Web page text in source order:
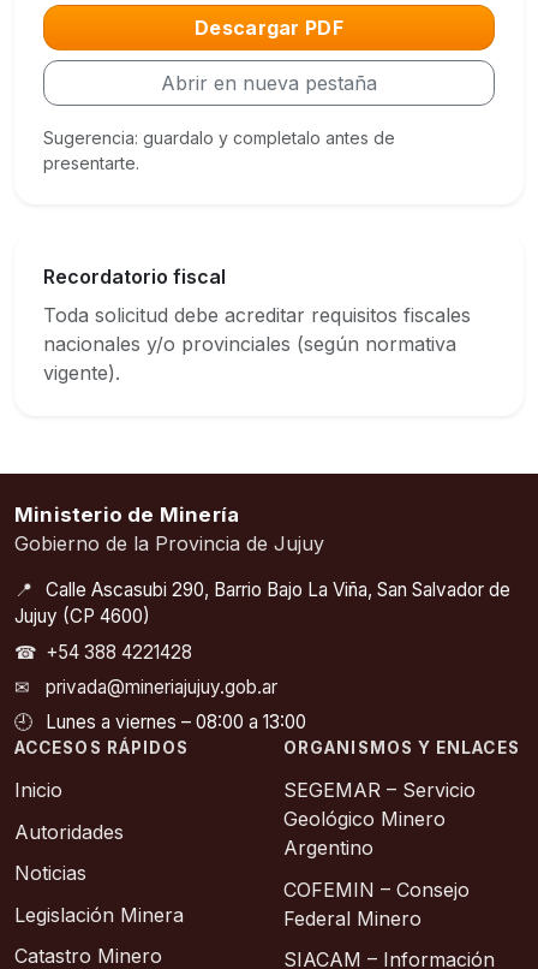
Descargar PDF
Abrir en nueva pestaña
Sugerencia: guardalo y completalo antes de
presentarte.
Recordatorio fiscal
Toda solicitud debe acreditar requisitos fiscales
nacionales y/o provinciales (según normativa
vigente).
Ministerio de Minería
Gobierno de la Provincia de Jujuy
📍
Calle Ascasubi 290, Barrio Bajo La Viña, San Salvador de
Jujuy (CP 4600)
☎ +54 388 4221428
✉
privada@mineriajujuy.gob.ar
🕘
Lunes a viernes – 08:00 a 13:00
ACCESOS RÁPIDOS
Inicio
Autoridades
Noticias
Legislación Minera
Catastro Minero
ORGANISMOS Y ENLACES
SEGEMAR – Servicio
Geológico Minero
Argentino
COFEMIN – Consejo
Federal Minero
SIACAM – Información